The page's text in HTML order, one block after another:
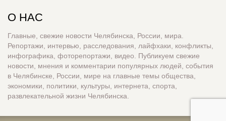
О НАС
Главные, свежие новости Челябинска, России, мира.
Репортажи, интервью, расследования, лайфхаки, конфликты,
инфографика, фоторепортажи, видео. Публикуем свежие
новости, мнения и комментарии популярных людей, события
в Челябинске, России, мире на главные темы общества,
экономики, политики, культуры, интернета, спорта,
развлекательной жизни Челябинска.